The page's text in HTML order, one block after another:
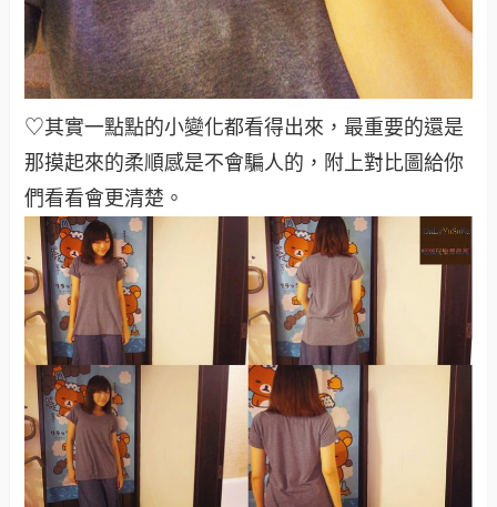
♡其實一點點的小變化都看得出來，最重要的還是
那摸起來的柔順感是不會騙人的，附上對比圖給你
們看看會更清楚 。